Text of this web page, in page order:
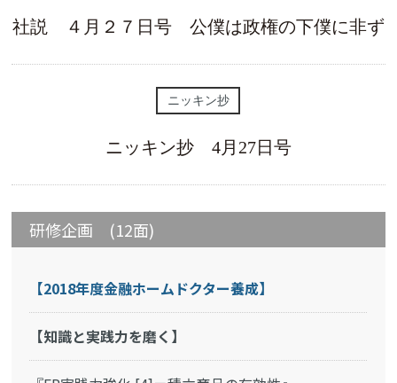
社説 ４月２７日号 公僕は政権の下僕に非ず
ニッキン抄
ニッキン抄 4月27日号
研修企画 (12面)
【2018年度金融ホームドクター養成】
【知識と実践力を磨く】